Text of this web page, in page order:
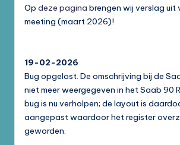
Op deze pagina brengen wij verslag uit
meeting (maart 2026)!
19-02-2026
Bug opgelost. De omschrijving bij de
niet meer weergegeven in het Saab 90
bug is nu verholpen; de layout is
aangepast waardoor het register
geworden.